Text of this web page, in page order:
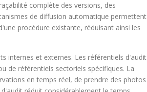
complète des versions, des
de diffusion automatique permettent
procédure existante, réduisant ainsi les
internes et externes. Les référentiels d'audit
de référentiels sectoriels spécifiques. La
en temps réel, de prendre des photos